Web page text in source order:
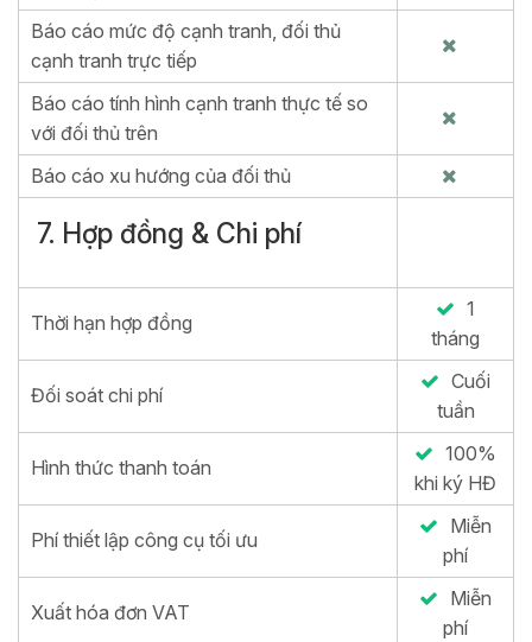
Báo cáo mức độ cạnh tranh, đối thủ
cạnh tranh trực tiếp
Báo cáo tính hình cạnh tranh thực tế so
với đối thủ trên
Báo cáo xu hướng của đối thủ
7. Hợp đồng & Chi phí
Thời hạn hợp đồng
1
tháng
Đối soát chi phí
Cuối
tuần
Hình thức thanh toán
100%
khi ký HĐ
Phí thiết lập công cụ tối ưu
Miễn
phí
Xuất hóa đơn VAT
Miễn
phí